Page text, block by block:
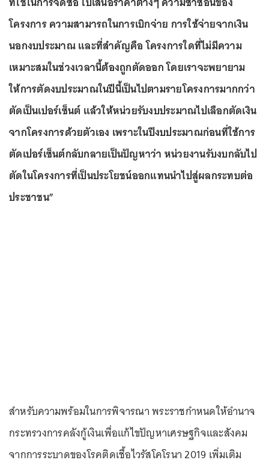
โครงการ ความสามารถในการเบิกจ่าย การใช้จ่ายจากเงิน
นอกงบประมาณ และที่สำคัญคือ โครงการใดที่ไม่มีความ
เหมาะสมในช่วงเวลานี้ต้องถูกตัดออก โดยเราจะพยายาม
ให้การตัดงบประมาณในปีนี้เป็นไปตามรายโครงการมากกว่า
ตัดเป็นเปอร์เซ็นต์ แล้วให้หน่วยรับงบประมาณไปเลือกตัดเงิน
จากโครงการด้วยตัวเอง เพราะในปีงบประมาณก่อนที่ใช้การ
ตัดเปอร์เซ็นต์กลับกลายเป็นปัญหาว่า หน่วยงานรับงบกลับไป
ตัดในโครงการที่เป็นประโยชน์ออกแทนนำไปสู่ผลกระทบต่อ
ประชาชน”
สำหรับความพร้อมในการพิจารณา พระราชกำหนดให้อำนาจ
กระทรวงการคลังกู้เงินเพื่อแก้ไขปัญหาเศรษฐกิจและสังคม
จากการระบาดของโรคติดเชื้อไวรัสโคโรนา 2019 เพิ่มเติม